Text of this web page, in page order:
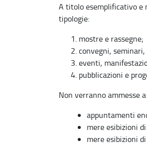
A titolo esemplificativo e
tipologie:
mostre e rassegne;
convegni,
eventi,
pubblicazioni e
Non verranno ammesse
appuntamenti
mere esibizioni
mere esibizioni